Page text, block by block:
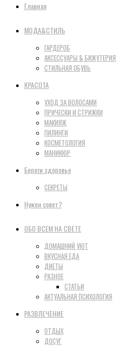
Главная
МОДА&СТИЛЬ
ГАРДЕРОБ
АКСЕССУАРЫ & БИЖУТЕРИЯ
СТИЛЬНАЯ ОБУВЬ
КРАСОТА
УХОД ЗА ВОЛОСАМИ
ПРИЧЕСКИ И СТРИЖКИ
МАКИЯЖ
ПИЛИНГИ
КОСМЕТОЛОГИЯ
МАНИКЮР
Береги здоровье
СЕКРЕТЫ
Нужен совет?
ОБО ВСЕМ НА СВЕТЕ
ДОМАШНИЙ УЮТ
ВКУСНАЯ ЕДА
ДИЕТЫ
РАЗНОЕ
СТАТЬИ
АКТУАЛЬНАЯ ПСИХОЛОГИЯ
РАЗВЛЕЧЕНИЕ
ОТДЫХ
ДОСУГ